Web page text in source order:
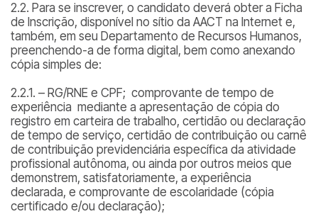
2.2. Para se inscrever, o candidato deverá obter a Ficha
de Inscrição, disponível no sítio da AACT na Internet e,
também, em seu Departamento de Recursos Humanos,
preenchendo-a de forma digital, bem como anexando
cópia simples de:
2.2.1. – RG/RNE e CPF; comprovante de tempo de
experiência mediante a apresentação de cópia do
registro em carteira de trabalho, certidão ou declaração
de tempo de serviço, certidão de contribuição ou carnê
de contribuição previdenciária específica da atividade
profissional autônoma, ou ainda por outros meios que
demonstrem, satisfatoriamente, a experiência
declarada, e comprovante de escolaridade (cópia
certificado e/ou declaração);